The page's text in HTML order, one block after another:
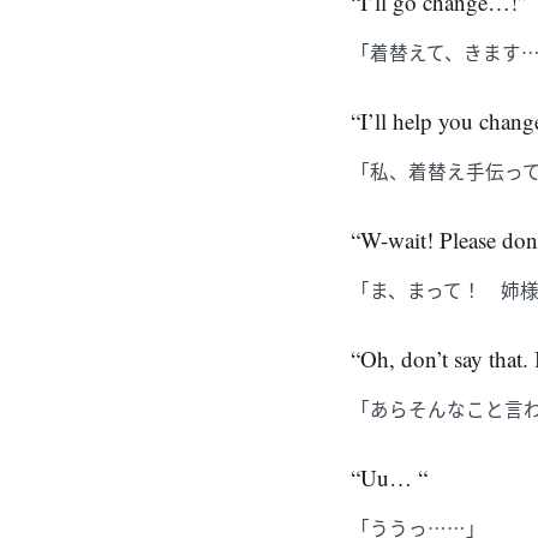
「着替えて、きま
“I’ll help you
「私、着替え手伝っ
“W-wait! Please
「ま、まって！ 姉
“Oh, don’t say
「あらそんなこと
“Uu… “
「ううっ……」